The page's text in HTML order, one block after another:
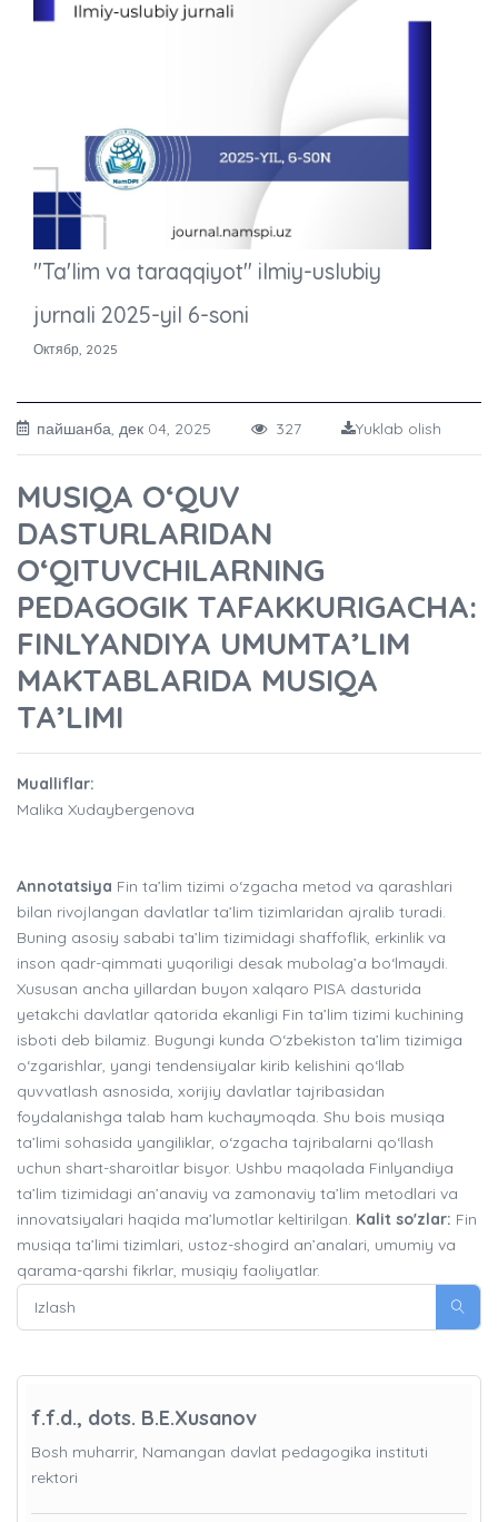
"Ta'lim va taraqqiyot" ilmiy-uslubiy
jurnali 2025-yil 6-soni
Октябр, 2025
пайшанба, дек 04, 2025 327 Yuklab olish
MUSIQA O‘QUV
DASTURLARIDAN
O‘QITUVCHILARNING
PEDAGOGIK TAFAKKURIGACHA:
FINLYANDIYA UMUMTA’LIM
MAKTABLARIDA MUSIQA
TA’LIMI
Mualliflar:
Malika Xudaybergenova
Annotatsiya Fin ta’lim tizimi o‘zgacha metod va qarashlari
bilan rivojlangan davlatlar ta’lim tizimlaridan ajralib turadi.
Buning asosiy sababi ta’lim tizimidagi shaffoflik, erkinlik va
inson qadr-qimmati yuqoriligi desak mubolag’a bo‘lmaydi.
Xususan ancha yillardan buyon xalqaro PISA dasturida
yetakchi davlatlar qatorida ekanligi Fin ta’lim tizimi kuchining
isboti deb bilamiz. Bugungi kunda O‘zbekiston ta’lim tizimiga
o‘zgarishlar, yangi tendensiyalar kirib kelishini qo‘llab
quvvatlash asnosida, xorijiy davlatlar tajribasidan
foydalanishga talab ham kuchaymoqda. Shu bois musiqa
ta’limi sohasida yangiliklar, o‘zgacha tajribalarni qo‘llash
uchun shart-sharoitlar bisyor. Ushbu maqolada Finlyandiya
ta’lim tizimidagi an’anaviy va zamonaviy ta’lim metodlari va
innovatsiyalari haqida ma’lumotlar keltirilgan. Kalit so'zlar: Fin
musiqa ta’limi tizimlari, ustoz-shogird an’analari, umumiy va
qarama-qarshi fikrlar, musiqiy faoliyatlar.
f.f.d., dots. B.E.Xusanov
Bosh muharrir, Namangan davlat pedagogika instituti
rektori